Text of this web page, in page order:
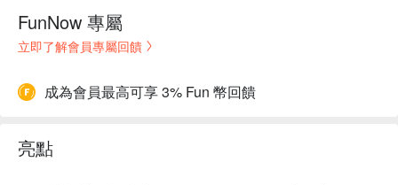
FunNow 專屬
立即了解會員專屬回饋
成為會員最高可享 3% Fun 幣回饋
亮點